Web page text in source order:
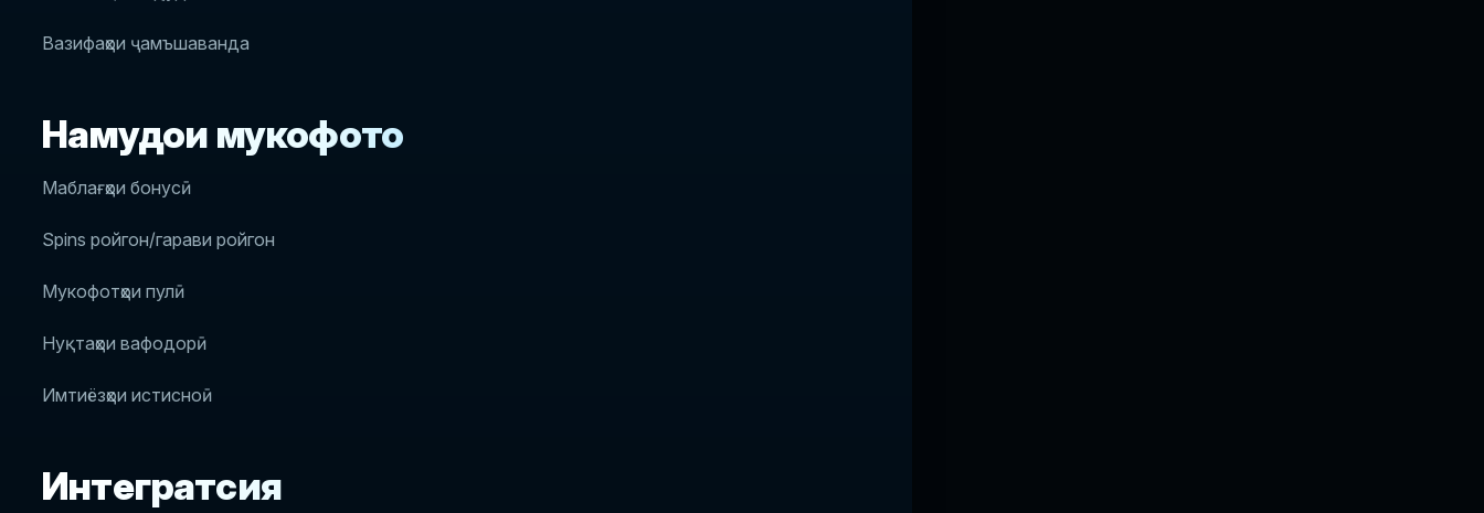
Вазифаҳои ҷамъшаванда
Намудҳои мукофотҳо
Маблағҳои бонусӣ
Spins ройгон/гарави ройгон
Мукофотҳои пулӣ
Нуқтаҳои вафодорӣ
Имтиёзҳои истисноӣ
Интегратсия